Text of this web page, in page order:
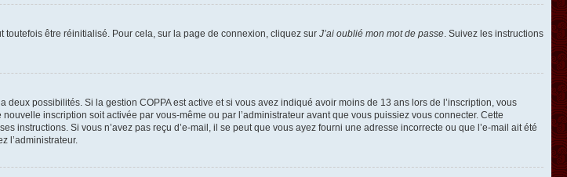
être réinitialisé. Pour cela, sur la page de connexion, cliquez sur J’ai oublié mon mot de passe . Suivez les instructions
deux possibilités. Si la gestion COPPA est active et si vous avez indiqué avoir moins de 13 ans lors de l’inscription, vous
inscription soit activée par vous-même ou par l’administrateur avant que vous puissiez vous connecter. Cette
instructions. Si vous n’avez pas reçu d’e-mail, il se peut que vous ayez fourni une adresse incorrecte ou que l’e-mail ait été
l’administrateur.